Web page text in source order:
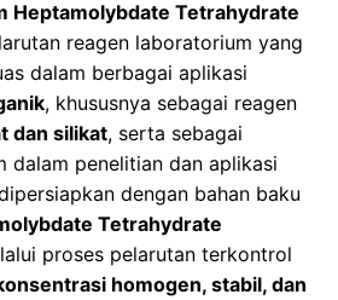
m
Heptamolybdate Tetrahydrate
reagen laboratorium yang
dalam berbagai aplikasi
, khususnya sebagai reagen
dan silikat, serta sebagai
dalam penelitian dan aplikasi
dengan bahan baku
Tetrahydrate
proses pelarutan terkontrol
homogen, stabil, dan